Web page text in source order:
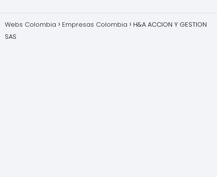
Webs Colombia Empresas Colombia
H&A ACCION Y GESTION
SAS